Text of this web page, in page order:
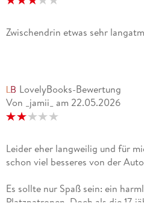
Zwischendrin etwas sehr
LovelyBooks-Bewertung
Von _jamii_ am 22.05.2026
Leider eher langweilig und für
schon viel besseres von der
Es sollte nur Spaß sein: ein
Platzpatronen. Doch als die 17-